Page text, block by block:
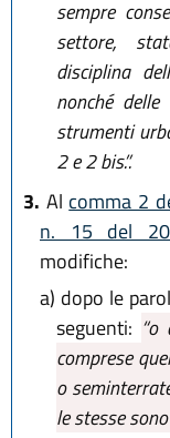
sempre
settore,
disciplina
nonché
strumenti
2 e 2 bis.”.
3. Al comma 2
n. 15 del
modifiche:
a) dopo le
seguenti: “o
comprese
o
le stesse